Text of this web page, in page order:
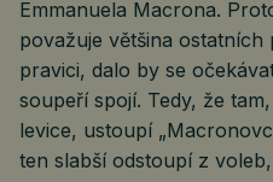
Emmanuela Macrona.
považuje většina
pravici, dalo by se
soupeří spojí. Tedy, že
levice, ustoupí
ten slabší odstoupí z